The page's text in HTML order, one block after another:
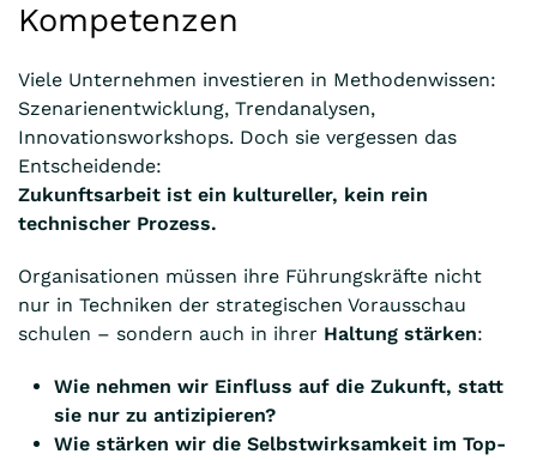
Kompetenzen
Viele Unternehmen investieren in Methodenwissen:
Szenarienentwicklung, Trendanalysen,
Innovationsworkshops. Doch sie vergessen das
Entscheidende:
Zukunftsarbeit ist ein kultureller, kein rein
technischer Prozess.
Organisationen müssen ihre Führungskräfte nicht
nur in Techniken der strategischen Vorausschau
schulen – sondern auch in ihrer Haltung stärken:
Wie nehmen wir Einfluss auf die Zukunft, statt
sie nur zu antizipieren?
Wie stärken wir die Selbstwirksamkeit im Top-